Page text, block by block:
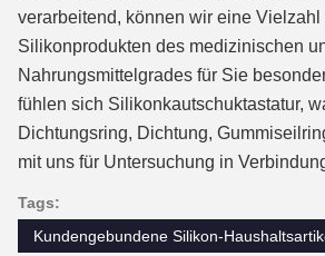
verarbeitend, können wir eine Vielzahl
Silikonprodukten des medizinischen
Nahrungsmittelgrades für Sie
fühlen sich Silikonkautschuktastatur,
Dichtungsring, Dichtung,
mit uns für Untersuchung in
Tags:
Kundengebundene Silikon-